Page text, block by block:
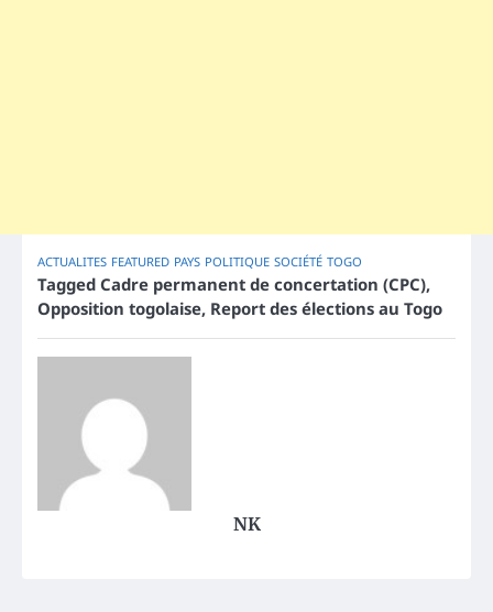
ACTUALITES FEATURED PAYS POLITIQUE SOCIÉTÉ TOGO
Tagged Cadre permanent de concertation (CPC),
Opposition togolaise, Report des élections au Togo
NK